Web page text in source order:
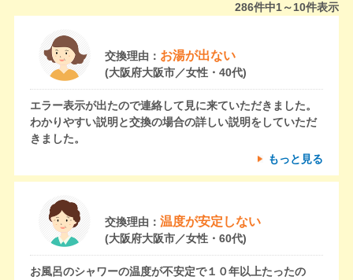
286件中1～10件表示
交換理由： お湯が出ない
(大阪府大阪市／女性・40代)
エラー表示が出たので連絡して見に来ていただきました。
わかりやすい説明と交換の場合の詳しい説明をしていただ
きました。
もっと見る
交換理由： 温度が安定しない
(大阪府大阪市／女性・60代)
お風呂のシャワーの温度が不安定で１０年以上たったの